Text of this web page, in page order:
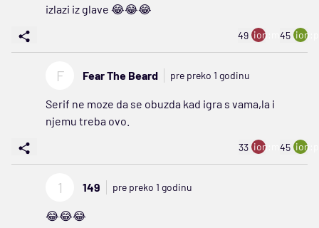
izlazi iz glave 😂😂😂
49 ion:minus
45
F Fear The Beard pre preko 1 godinu
Serif ne moze da se obuzda kad igra s vama,la i
njemu treba ovo.
33 ion:minus
45
1 149 pre preko 1 godinu
😂😂😂